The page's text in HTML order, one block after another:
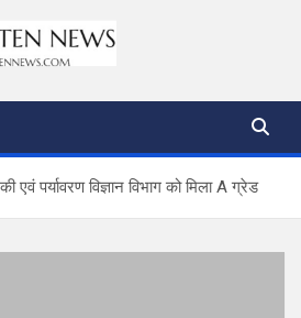
एवं पर्यावरण विज्ञान विभाग को मिला A ग्रेड